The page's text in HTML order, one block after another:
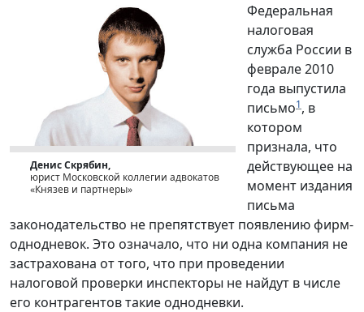
Денис Скрябин,
юрист Московской коллегии адвокатов
«Князев и партнеры»
Федеральная
налоговая
служба России в
феврале 2010
года выпустила
письмо1, в
котором
признала, что
действующее на
момент издания
письма
законодательство не препятствует появлению фирм-
однодневок. Это означало, что ни одна компания не
застрахована от того, что при проведении
налоговой проверки инспекторы не найдут в числе
его контрагентов такие однодневки.